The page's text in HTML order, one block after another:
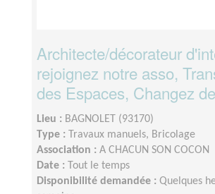
Architecte/décorateur
rejoignez notre asso,
des Espaces, Changez
Lieu : BAGNOLET (93170)
Type :
Travaux manuels, Bricolage
Association : A CHACUN SON COCON
Date :
Tout le temps
Disponibilité demandée : Quelques